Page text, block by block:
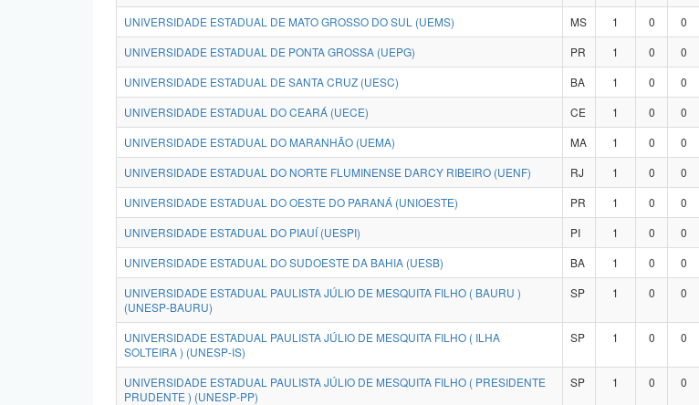
UNIVERSIDADE ESTADUAL DE MATO GROSSO DO SUL (UEMS)
MS 1 0 0
UNIVERSIDADE ESTADUAL DE PONTA GROSSA (UEPG)
PR 1 0 0
UNIVERSIDADE ESTADUAL DE SANTA CRUZ (UESC)
BA 1 0 0
UNIVERSIDADE ESTADUAL DO CEARÁ (UECE)
CE 1 0 0
UNIVERSIDADE ESTADUAL DO MARANHÃO (UEMA)
MA 1 0 0
UNIVERSIDADE ESTADUAL DO NORTE FLUMINENSE DARCY RIBEIRO (UENF)
RJ 1 0 0
UNIVERSIDADE ESTADUAL DO OESTE DO PARANÁ (UNIOESTE)
PR 1 0 0
UNIVERSIDADE ESTADUAL DO PIAUÍ (UESPI)
PI 1 0 0
UNIVERSIDADE ESTADUAL DO SUDOESTE DA BAHIA (UESB)
BA 1 0 0
UNIVERSIDADE ESTADUAL PAULISTA JÚLIO DE MESQUITA FILHO ( BAURU )
(UNESP-BAURU)
SP 1 0 0
UNIVERSIDADE ESTADUAL PAULISTA JÚLIO DE MESQUITA FILHO ( ILHA
SOLTEIRA ) (UNESP-IS)
SP 1 0 0
UNIVERSIDADE ESTADUAL PAULISTA JÚLIO DE MESQUITA FILHO ( PRESIDENTE
PRUDENTE ) (UNESP-PP)
SP 1 0 0